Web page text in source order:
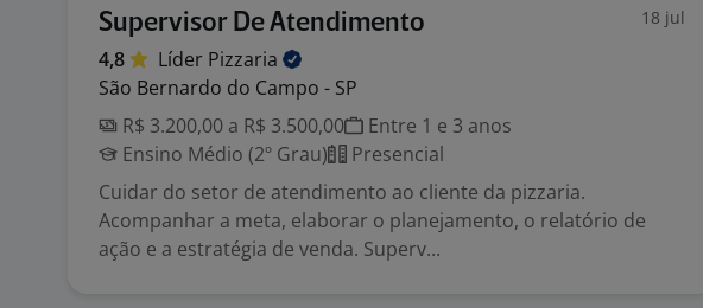
Supervisor De Atendimento 18 jul
4,8 Líder Pizzaria
São Bernardo do Campo - SP
R$ 3.200,00 a R$ 3.500,00
Entre 1 e 3 anos
Ensino Médio (2º Grau)
Presencial
Cuidar do setor de atendimento ao cliente da pizzaria.
Acompanhar a meta, elaborar o planejamento, o relatório de
ação e a estratégia de venda. Superv...